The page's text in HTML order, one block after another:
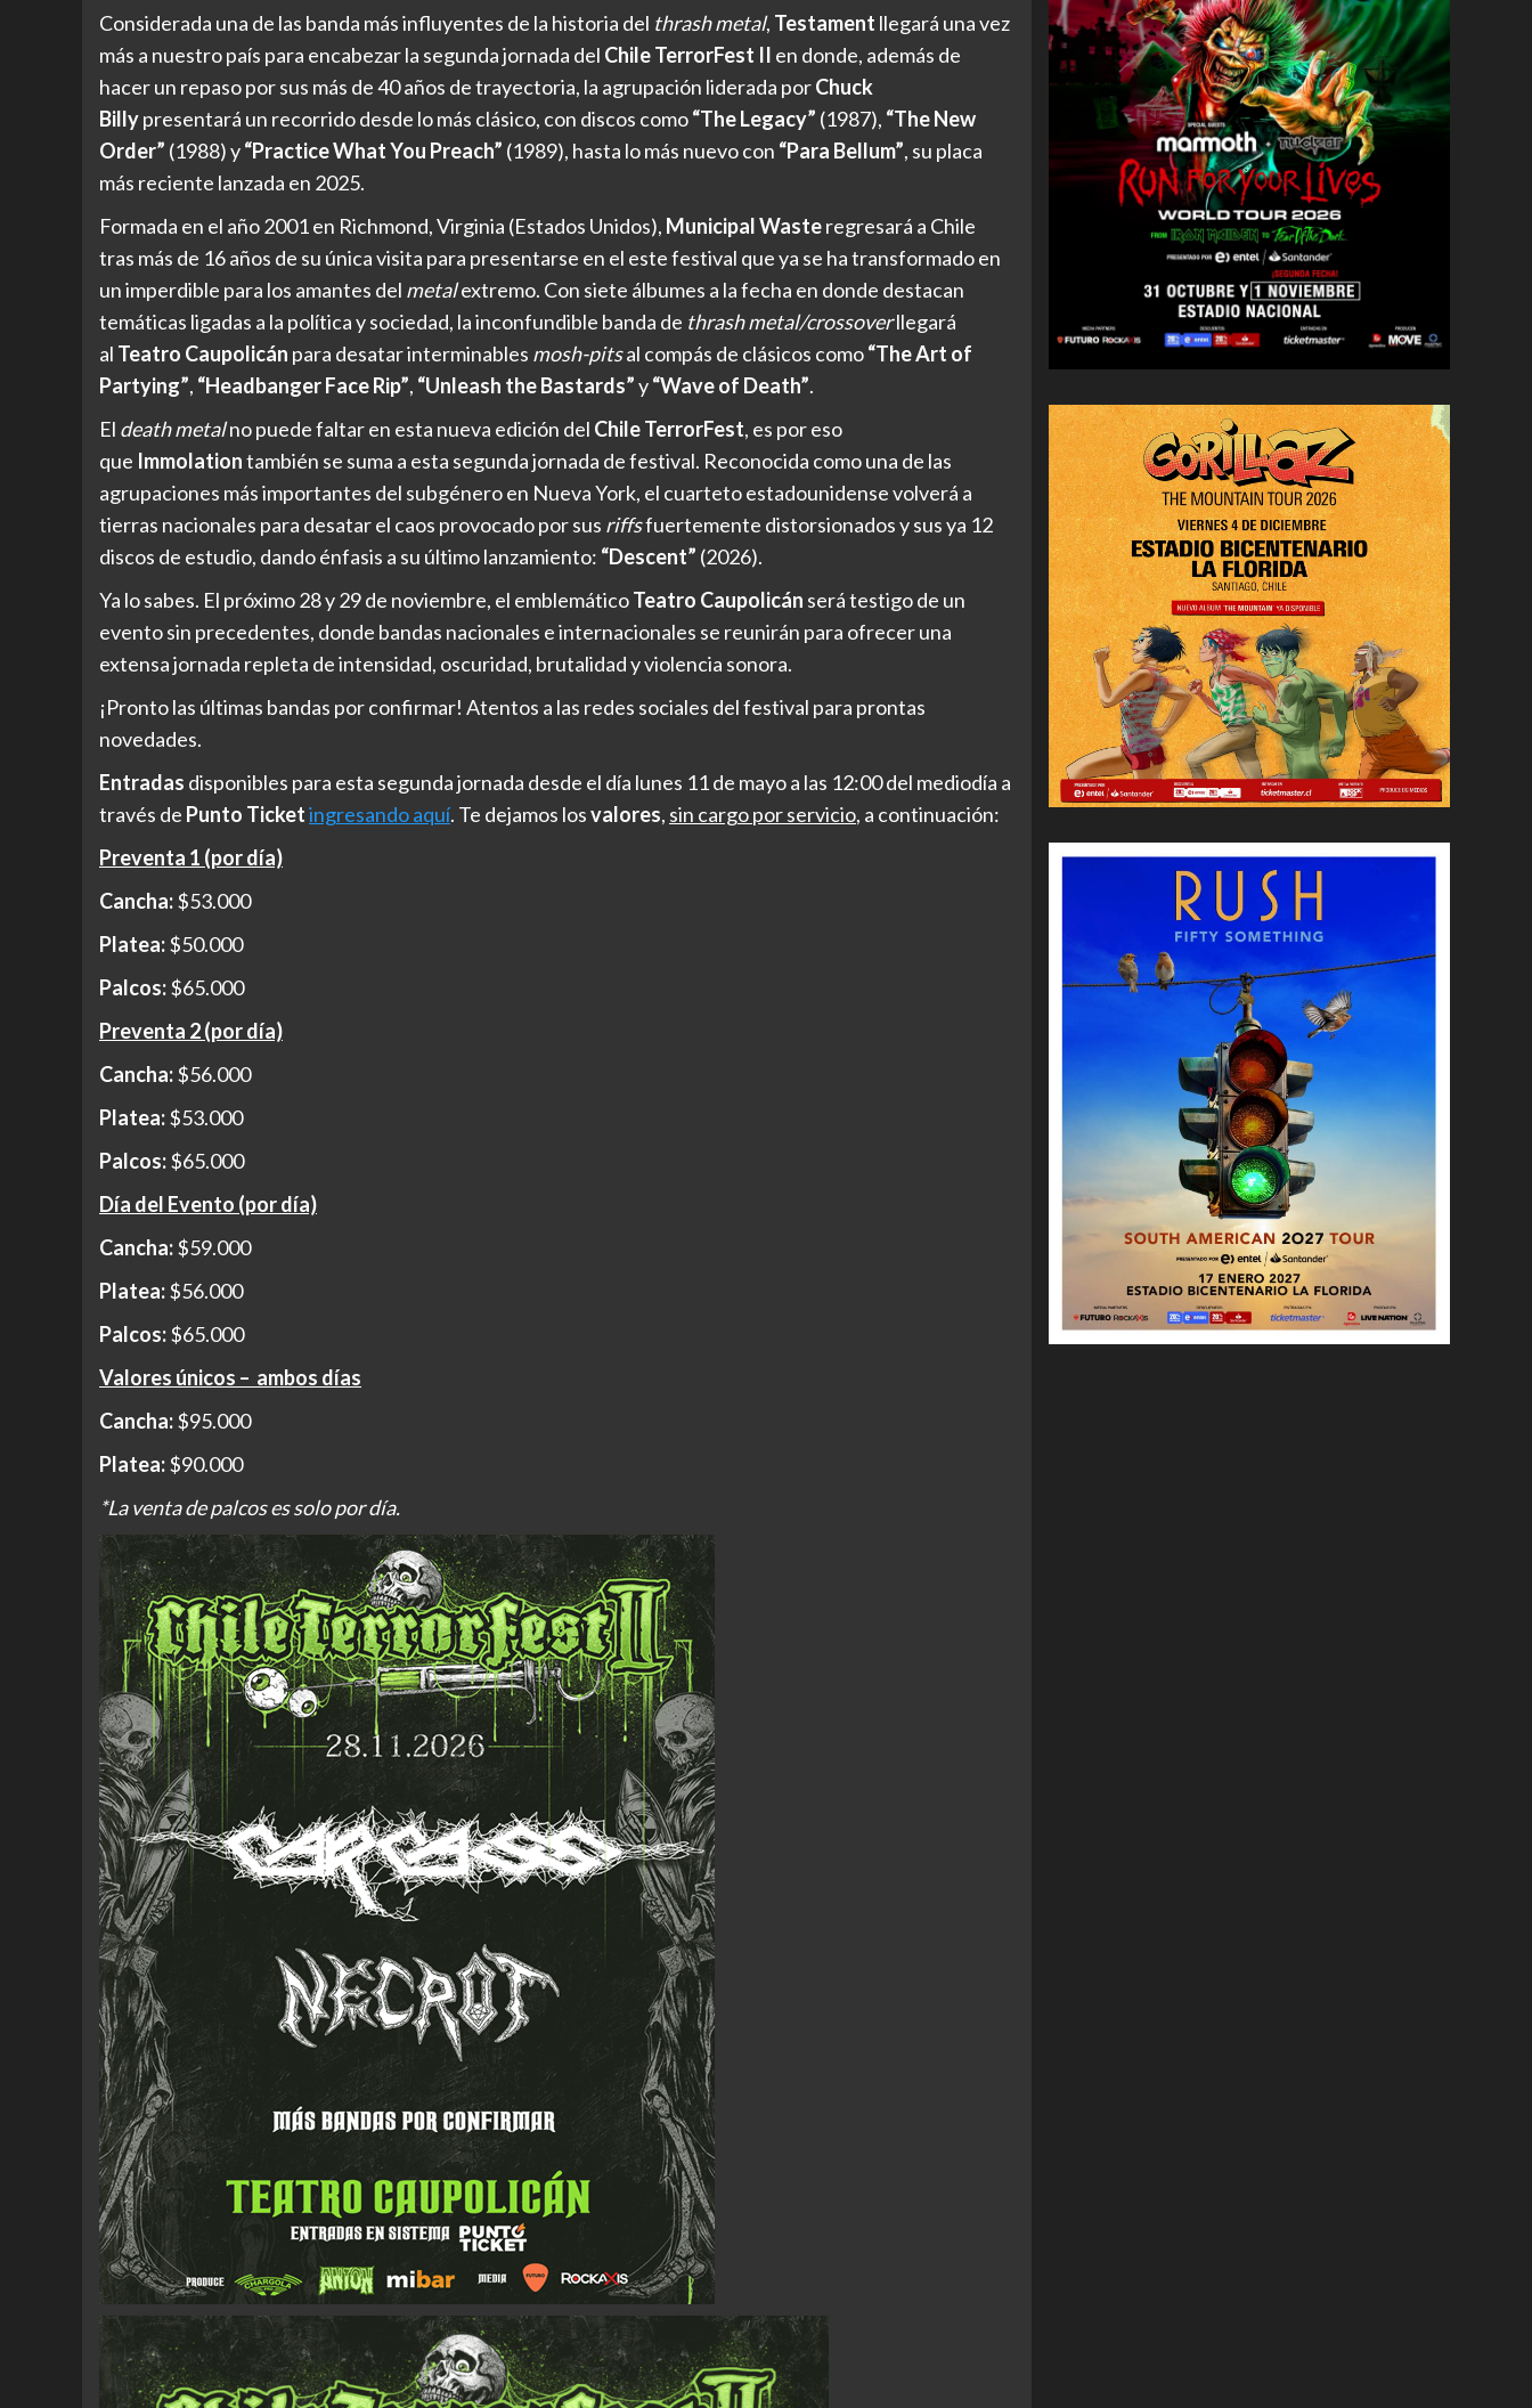
Considerada una de las banda más influyentes de la historia del thrash metal, Testament llegará una vez
más a nuestro país para encabezar la segunda jornada del Chile TerrorFest II en donde, además de
hacer un repaso por sus más de 40 años de trayectoria, la agrupación liderada porChuck
Billypresentará un recorrido desde lo más clásico, con discos como“The Legacy” (1987), “The New
Order” (1988) y“Practice What You Preach” (1989), hasta lo más nuevo con “Para Bellum”, su placa
más reciente lanzada en 2025.
Formada en el año 2001 en Richmond, Virginia (Estados Unidos), Municipal Wasteregresará a Chile
tras más de 16 años de su única visita para presentarse en el este festival que ya se ha transformado en
un imperdible para los amantes del metalextremo. Con siete álbumes a la fecha en donde destacan
temáticas ligadas a la política y sociedad, la inconfundible banda de thrash metal/crossoverllegará
al Teatro Caupolicán para desatar interminables mosh-pitsal compás de clásicos como“The Art of
Partying”, “Headbanger Face Rip”, “Unleash the Bastards”y“Wave of Death”.
El death metalno puede faltar en esta nueva edición del Chile TerrorFest, es por eso
que Immolationtambién se suma a esta segunda jornada de festival. Reconocida como una de las
agrupaciones más importantes del subgénero en Nueva York, el cuarteto estadounidense volverá a
tierras nacionales para desatar el caos provocado por sus riffsfuertemente distorsionados y sus ya 12
discos de estudio, dando énfasis a su último lanzamiento: “Descent” (2026).
Ya lo sabes. El próximo 28 y 29 de noviembre, el emblemáticoTeatro Caupolicán será testigo de un
evento sin precedentes, donde bandas nacionales e internacionales se reunirán para ofrecer una
extensa jornada repleta de intensidad, oscuridad, brutalidad y violencia sonora.
¡Pronto las últimas bandas por confirmar! Atentos a las redes sociales del festival para prontas
novedades.
Entradas disponibles para esta segunda jornada desde el día lunes 11 de mayo a las 12:00 del mediodía a
través de Punto Ticketingresando aquí. Te dejamos losvalores, sin cargo por servicio, a continuación:
Preventa 1 (por día)
Cancha:$53.000
Platea:$50.000
Palcos:$65.000
Preventa 2 (por día)
Cancha:$56.000
Platea:$53.000
Palcos:$65.000
Día del Evento (por día)
Cancha:$59.000
Platea:$56.000
Palcos:$65.000
Valores únicos – ambos días
Cancha:$95.000
Platea:$90.000
*La venta de palcos es solo por día.